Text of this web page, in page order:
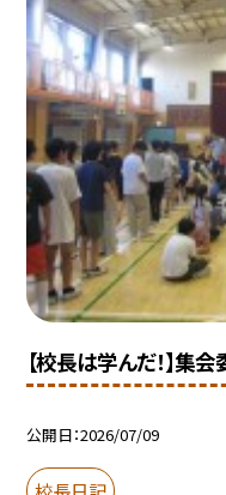
【校長は学んだ！】集
公開日 2026/07/09